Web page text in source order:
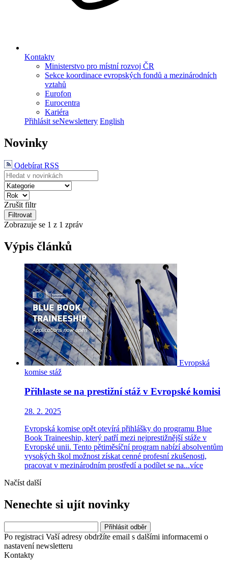
Kontakty
Ministerstvo pro místní rozvoj ČR
Sekce koordinace evropských fondů a mezinárodních
vztahů
Eurofon
Eurocentra
Kariéra
Přihlásit seNewslettery English
Novinky
Odebírat RSS
Zrušit filtr
Filtrovat
Zobrazuje se 1 z 1 zpráv
Výpis článků
Evropská
komise stáž
Přihlaste se na prestižní stáž v Evropské komisi
28. 2. 2025
Evropská komise opět otevírá přihlášky do programu Blue
Book Traineeship, který patří mezi nejprestižnější stáže v
Evropské unii. Tento pětiměsíční program nabízí absolventům
vysokých škol možnost získat cenné profesní zkušenosti,
pracovat v mezinárodním prostředí a podílet se na...více
Načíst další
Nenechte si ujít novinky
Po registraci Vaší adresy obdržíte email s dalšími informacemi o
nastavení newsletteru
Kontakty